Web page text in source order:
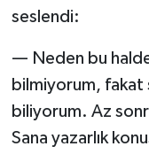
seslendi:
— Neden bu
bilmiyorum, fakat
biliyorum. Az
Sana yazarlık